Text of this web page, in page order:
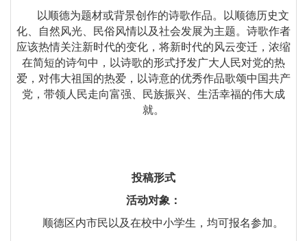
以顺德为题材或背景创作的诗歌作品。以顺德历史文
化、自然风光、民俗风情以及社会发展为主题。诗歌作者
应该热情关注新时代的变化，将新时代的风云变迁，浓缩
在简短的诗句中，以诗歌的形式抒发广大人民对党的热
爱，对伟大祖国的热爱，以诗意的优秀作品歌颂中国共产
党，带领人民走向富强、民族振兴、生活幸福的伟大成
就。
投稿形式
活动对象：
顺德区内市民以及在校中小学生，均可报名参加。